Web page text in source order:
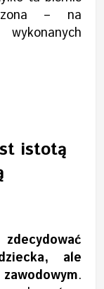
– na
istotą
ale
.